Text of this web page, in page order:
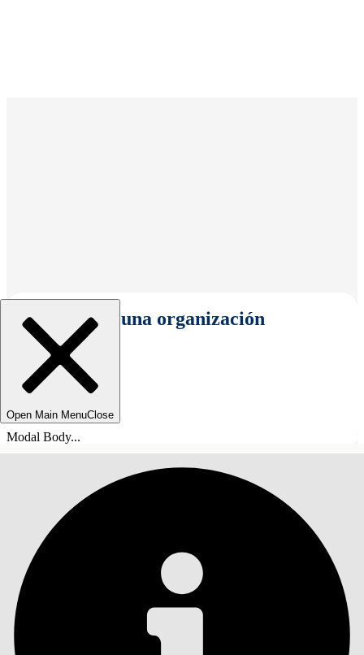
Seleccionar una organización
Open Main MenuClose
Modal Body...
ÍNDICE DE MATERIAS